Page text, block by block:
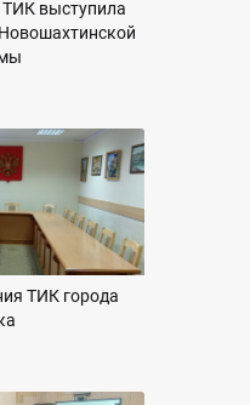
ТИК выступила
ТИК города